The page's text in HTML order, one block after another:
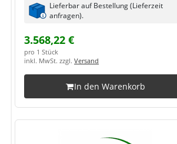
Lieferbar auf Bestellung (Lieferzeit
anfragen).
3.568,22 €
pro 1 Stück
inkl. MwSt. zzgl. Versand
In den Warenkorb